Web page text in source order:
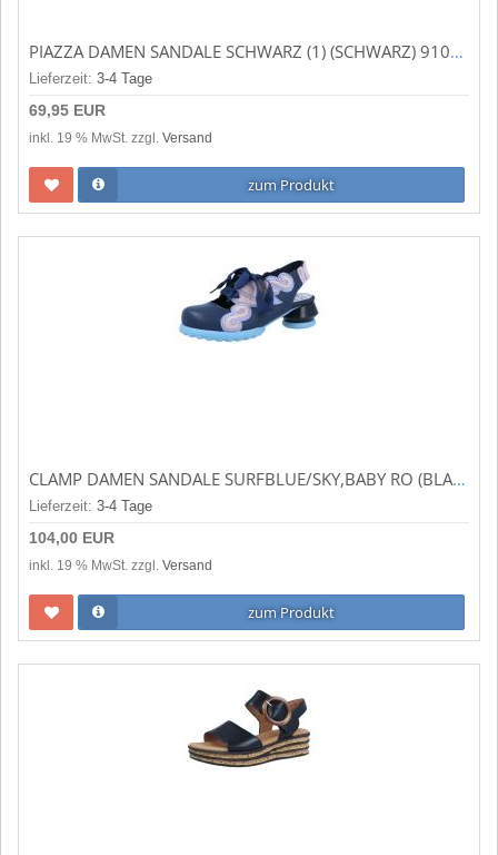
PIAZZA DAMEN SANDALE SCHWARZ (1) (SCHWARZ) 910128-01
Lieferzeit: 3-4 Tage
69,95 EUR
inkl. 19 % MwSt. zzgl. Versand
zum Produkt
CLAMP DAMEN SANDALE SURFBLUE/SKY,BABY RO (BLAU) ARIJIK
Lieferzeit: 3-4 Tage
104,00 EUR
inkl. 19 % MwSt. zzgl. Versand
zum Produkt